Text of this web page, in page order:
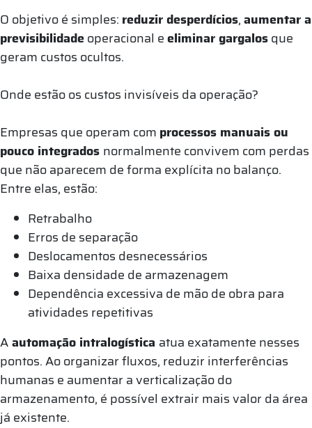
O objetivo é simples: reduzir desperdícios,aumentar a
previsibilidadeoperacional eeliminar gargalosque
geram custos ocultos.
Onde estão os custos invisíveis da operação?
Empresas que operam com processos manuais ou
pouco integrados normalmente convivem com perdas
que não aparecem de forma explícita no balanço.
Entre elas, estão:
Retrabalho
Erros de separação
Deslocamentos desnecessários
Baixa densidade de armazenagem
Dependência excessiva de mão de obra para
atividades repetitivas
Aautomação intralogística atua exatamente nesses
pontos. Ao organizar fluxos, reduzir interferências
humanas e aumentar a verticalização do
armazenamento, é possível extrair mais valor da área
já existente.